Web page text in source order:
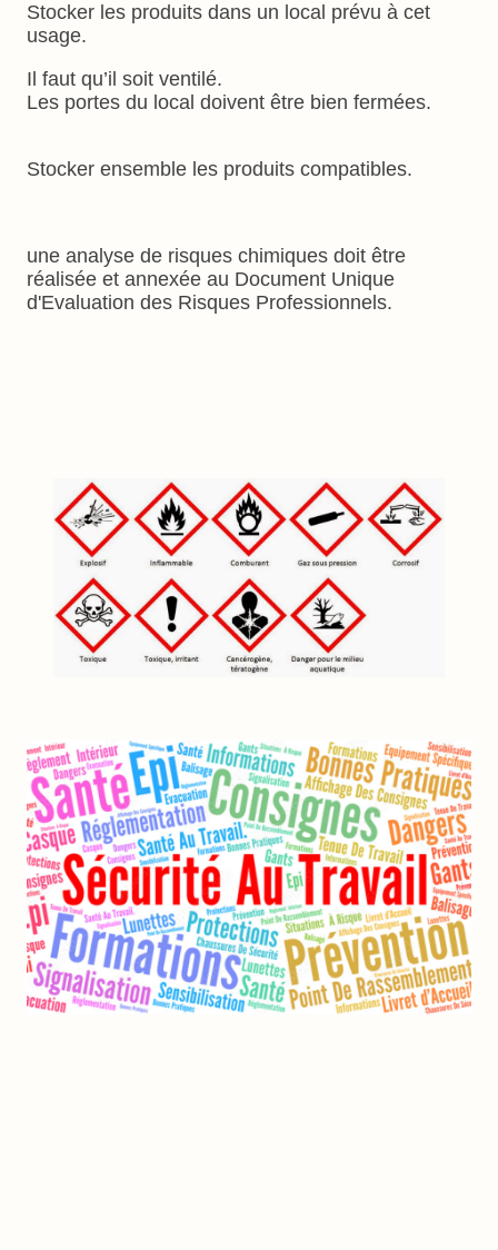
Stocker les produits dans un local prévu à cet
usage.
Il faut qu’il soit ventilé.
Les portes du local doivent être bien fermées.
Stocker ensemble les produits compatibles.
une analyse de risques chimiques doit être
réalisée et annexée au Document Unique
d'Evaluation des Risques Professionnels.